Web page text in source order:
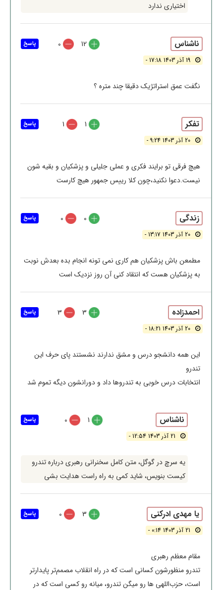
اختیاری ندارد
ناشناس
19 آذر 1403 17:18 -
12
0
نگفت عمق استراتژیک دقیقا چند متره ؟
پاسخ
تفکر
20 آذر 1403 9:24 -
1
1
هیچ فرقی تو برایند فکری و عملی جلیلی و پزشکیان و بقیه شون
نیست.دعوا نکنید،چون کلا رییس جمهور هیچ کارست
پاسخ
زندگی
20 آذر 1403 13:17 -
0
0
مطمعن باش پزشکیان هم کاری نمی تونه انجام بده بعدش نوبت
به پزشکیان هست که انتقاد کنی آن روز نزدیک است
پاسخ
احمدزاده
20 آذر 1403 18:21 -
3
3
این همه دانشجو درس و مشق ندارند نشستند پای حرف این
تندرو
انتخابات درس خوبی به تندروها داد و دورانشون دیگه تموم شد
پاسخ
ناشناس
21 آذر 1403 12:54 -
1
0
یه سرچ در گوگل، متن کامل سخنرانی رهبری درباره تندرو
کیست بنویس، شاید کمی به راه راست هدایت بشی
پاسخ
یا مهدی ادرکنی
21 آذر 1403 0:14 -
3
0
مقام معظم رهبری
تندرو منظورشون کسانی است که در راه انقلاب مصمم‌تر پایدارتر
است، حزب‌اللهی ها رو میگن تندرو، میانه رو کسی است که در
پاسخ